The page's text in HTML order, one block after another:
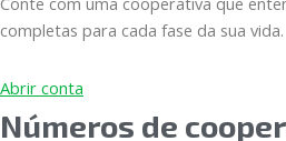
completas para cada fase da sua vida.
Abrir conta
Números de